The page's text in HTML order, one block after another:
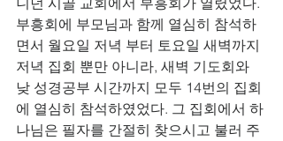
부흥회에 부모님과 함께 열심히 참석하
면서 월요일 저녁 부터 토요일 새벽까지
저녁 집회 뿐만 아니라, 새벽 기도회와
낮 성경공부 시간까지 모두 14번의 집회
에 열심히 참석하였었다. 그 집회에서 하
나님은 필자를 간절히 찾으시고 불러 주